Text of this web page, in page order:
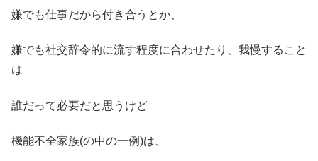
嫌でも仕事だから付き合うとか、
嫌でも社交辞令的に流す程度に合わせたり、我慢すること
は
誰だって必要だと思うけど
機能不全家族(の中の一例)は、